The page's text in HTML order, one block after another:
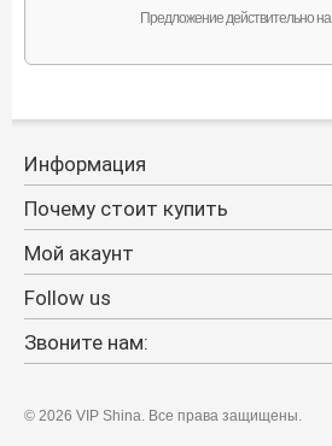
Предложение действительно
Информация
Почему стоит купить
Мой акаунт
Follow us
Звоните нам:
© 2026 VIP Shina. Все права защищены.